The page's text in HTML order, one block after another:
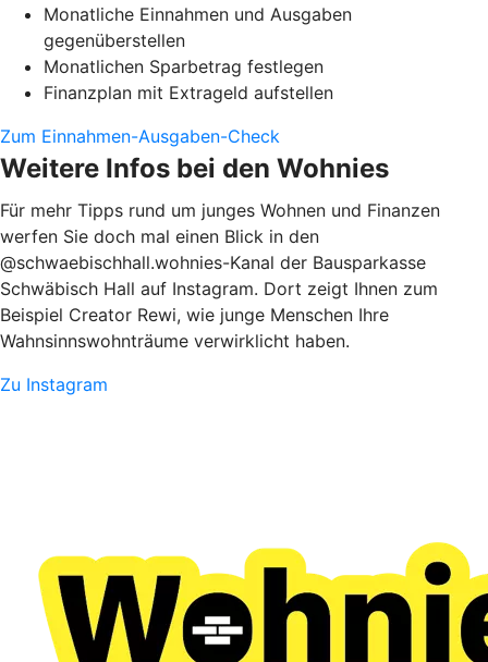
Monatliche Einnahmen und Ausgaben
gegenüberstellen
Monatlichen Sparbetrag festlegen
Finanzplan mit Extrageld aufstellen
Zum Einnahmen-Ausgaben-Check
Weitere Infos bei den Wohnies
Für mehr Tipps rund um junges Wohnen und Finanzen
werfen Sie doch mal einen Blick in den
@schwaebischhall.wohnies-Kanal der Bausparkasse
Schwäbisch Hall auf Instagram. Dort zeigt Ihnen zum
Beispiel Creator Rewi, wie junge Menschen Ihre
Wahnsinnswohnträume verwirklicht haben.
Zu Instagram